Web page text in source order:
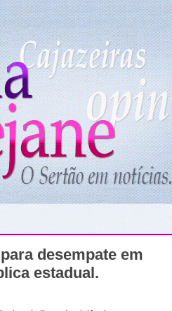
desempate em
estadual.